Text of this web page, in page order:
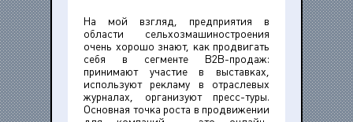
На мой взгляд, предприятия в
области сельхозмашиностроения
очень хорошо знают, как продвигать
себя в сегменте B2B-продаж:
принимают участие в выставках,
используют рекламу в отраслевых
журналах, организуют пресс-туры.
Основная точка роста в продвижении